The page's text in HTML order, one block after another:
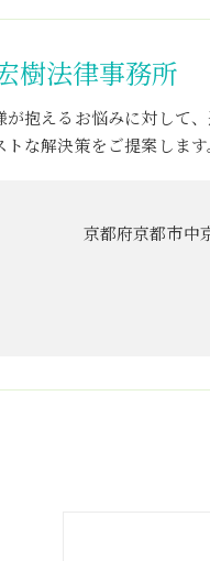
樹法律事務所
が抱えるお悩みに対して
トな解決策をご提案しま
京都府京都市中